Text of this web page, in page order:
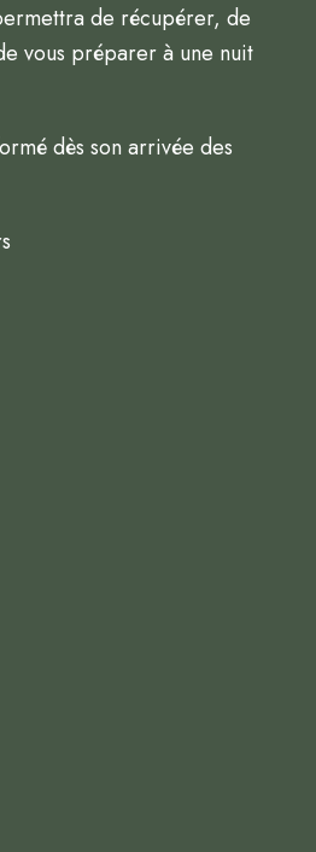
de récupérer, de
vous préparer à une nuit
dès son arrivée des